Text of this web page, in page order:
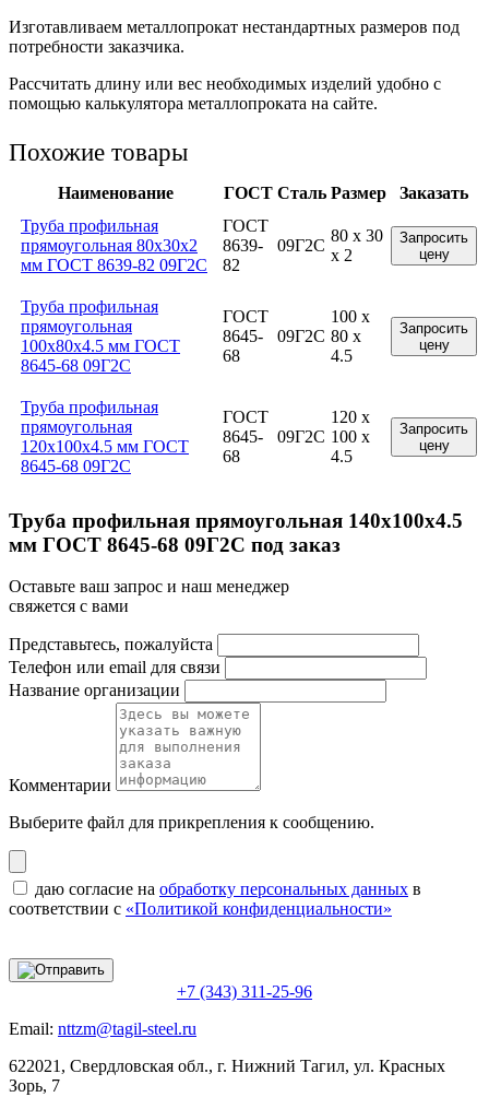
Изготавливаем металлопрокат нестандартных размеров под
потребности заказчика.
Рассчитать длину или вес необходимых изделий удобно с
помощью калькулятора металлопроката на сайте.
Похожие товары
Наименование ГОСТ Сталь Размер
Заказать
Труба профильная
прямоугольная 80x30x2
мм ГОСТ 8639-82 09Г2С
ГОСТ
8639-
82
09Г2С
80 x 30
x 2
Запросить
цену
Труба профильная
прямоугольная
100x80x4.5 мм ГОСТ
8645-68 09Г2С
ГОСТ
8645-
68
09Г2С
100 x
80 x
4.5
Запросить
цену
Труба профильная
прямоугольная
120x100x4.5 мм ГОСТ
8645-68 09Г2С
ГОСТ
8645-
68
09Г2С
120 x
100 x
4.5
Запросить
цену
Труба профильная прямоугольная 140x100x4.5
мм ГОСТ 8645-68 09Г2С под заказ
Оставьте ваш запрос и наш менеджер
свяжется с вами
Представьтесь, пожалуйста
Телефон или email для связи
Название организации
Комментарии
Выберите файл для прикрепления к сообщению.
даю согласие на обработку персональных данных в
соответствии с «Политикой конфиденциальности»
+7 (343) 311-25-96
Email: nttzm@tagil-steel.ru
622021, Свердловская обл., г. Нижний Тагил, ул. Красных
Зорь, 7